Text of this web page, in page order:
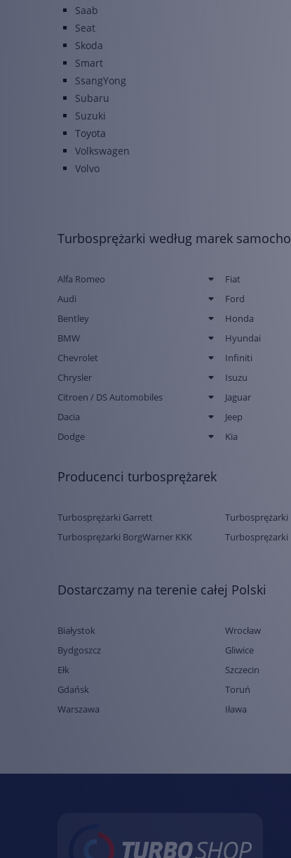
Saab
Seat
Skoda
Smart
SsangYong
Subaru
Suzuki
Toyota
Volkswagen
Volvo
Turbosprężarki według marek
Alfa Romeo
Audi
Bentley
BMW
Chevrolet
Chrysler
Citroen / DS Automobiles
Dacia
Dodge
Fiat
Ford
Honda
Hyundai
Infiniti
Isuzu
Jaguar
Jeep
Kia
Producenci turbosprężarek
Turbosprężarki Garrett
Turbosprężarki BorgWarner KKK
Turbosprężarki
Dostarczamy na terenie całej Polski
Białystok
Bydgoszcz
Ełk
Gdańsk
Warszawa
Wrocław
Gliwice
Szczecin
Toruń
Iława